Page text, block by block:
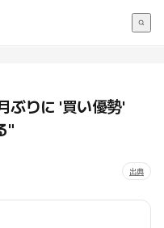
ぶりに '買い優勢'
"
出典